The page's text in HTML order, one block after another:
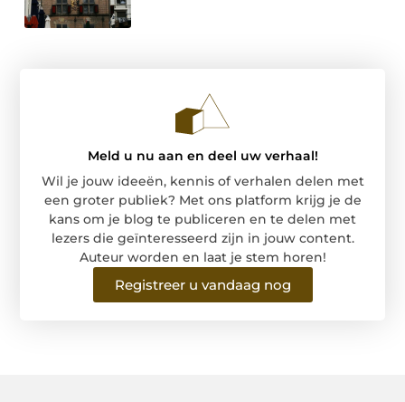
Meld u nu aan en deel uw verhaal!
Wil je jouw ideeën, kennis of verhalen delen met
een groter publiek? Met ons platform krijg je de
kans om je blog te publiceren en te delen met
lezers die geïnteresseerd zijn in jouw content.
Auteur worden en laat je stem horen!
Registreer u vandaag nog